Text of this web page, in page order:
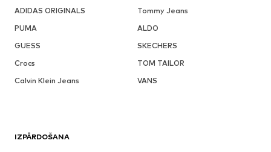
ADIDAS ORIGINALS
Tommy Jeans
PUMA
ALDO
GUESS
SKECHERS
Crocs
TOM TAILOR
Calvin Klein Jeans
VANS
IZPĀRDOŠANA